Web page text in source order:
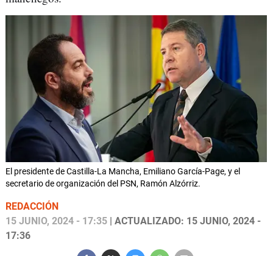
El presidente de Castilla-La Mancha, Emiliano García-Page, y el
secretario de organización del PSN, Ramón Alzórriz.
REDACCIÓN
15 JUNIO, 2024 - 17:35 | ACTUALIZADO: 15 JUNIO, 2024 -
17:36